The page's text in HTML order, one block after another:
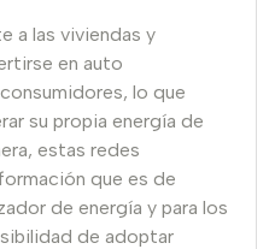
a las viviendas y
en auto
lo que
su propia energía de
estas redes
que es de
de energía y para los
de adoptar